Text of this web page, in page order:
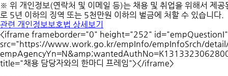
※ 위 개인정보(연락처 및 이메일 등)는 채용 및 취업을 위해서 제
로 5년 이하의 징역 또는 5천만원 이하의 벌금에 처할 수 있습니다.
관련 개인정보보호법 상세보기
<iframe frameborder="0" height="252"
src="https://www.work.go.kr/empInfo/empInfoSrch/
title="채용 담당자와의 한마디 프레임"></iframe>